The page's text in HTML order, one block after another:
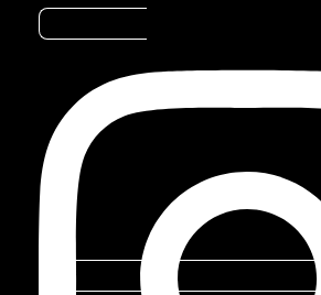
Instagram
Marca
do
Grupo
Stoneridge
BLOG
INSTALAÇÃO DO
300 – FRONTIER 2014